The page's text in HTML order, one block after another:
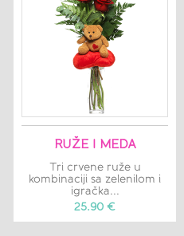
RUŽE I MEDA
Tri crvene ruže u
kombinaciji sa zelenilom i
igračka...
25.90 €